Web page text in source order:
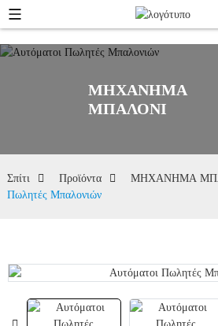
ΜΗΧΑΝΗΜΑ
ΜΠΑΛΟΝΙ
Σπίτι Προϊόντα ΜΗΧΑΝΗΜΑ
Πωλητές Μπαλονιών